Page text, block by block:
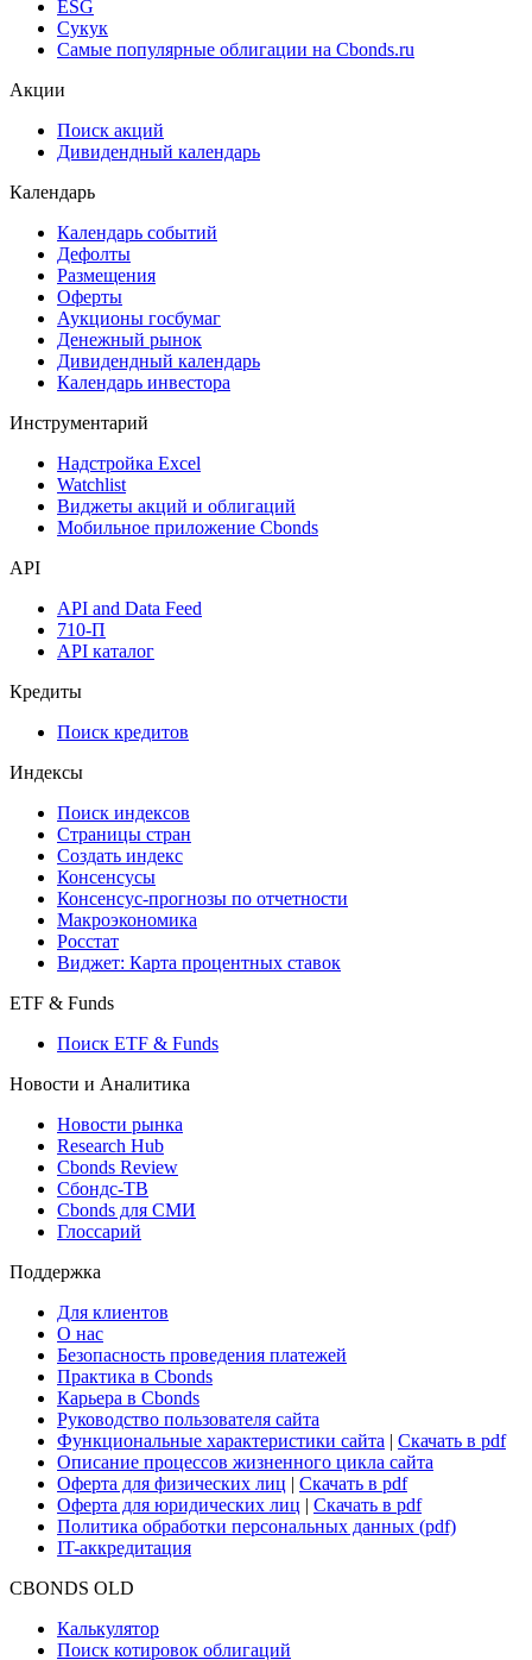
ESG
Сукук
Самые популярные облигации на Cbonds.ru
Акции
Поиск акций
Дивидендный календарь
Календарь
Календарь событий
Дефолты
Размещения
Оферты
Аукционы госбумаг
Денежный рынок
Дивидендный календарь
Календарь инвестора
Инструментарий
Надстройка Excel
Watchlist
Виджеты акций и облигаций
Мобильное приложение Cbonds
API
API and Data Feed
710-П
API каталог
Кредиты
Поиск кредитов
Индексы
Поиск индексов
Страницы стран
Создать индекс
Консенсусы
Консенсус-прогнозы по отчетности
Макроэкономика
Росстат
Виджет: Карта процентных ставок
ETF & Funds
Поиск ETF & Funds
Новости и Аналитика
Новости рынка
Research Hub
Cbonds Review
Сбондс-ТВ
Cbonds для СМИ
Глоссарий
Поддержка
Для клиентов
О нас
Безопасность проведения платежей
Практика в Cbonds
Карьера в Cbonds
Руководство пользователя сайта
Функциональные характеристики сайта | Скачать в pdf
Описание процессов жизненного цикла сайта
Оферта для физических лиц | Скачать в pdf
Оферта для юридических лиц | Скачать в pdf
Политика обработки персональных данных (pdf)
IT-аккредитация
CBONDS OLD
Калькулятор
Поиск котировок облигаций